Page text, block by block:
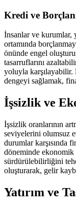
Kredi ve
İnsanlar ve kurumlar,
ortamında
önünde engel
tasarruflarını
yoluyla karşılayabilir.
dengeyi sağlamak,
İşsizlik ve
İşsizlik oranlarının
seviyelerini olumsuz
durumlar karşısında
döneminde ekonomik
sürdürülebilirliğini
oluşturarak, gelir
Yatırım ve